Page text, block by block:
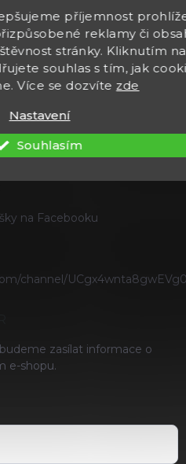
příjemnost
reklamy či
stránky. Kliknutím na
souhlas s tím, jak
Více se dozvíte zde
Nastavení
Souhlasím
na Facebooku
channel/
zasílat informace o
e-shopu.